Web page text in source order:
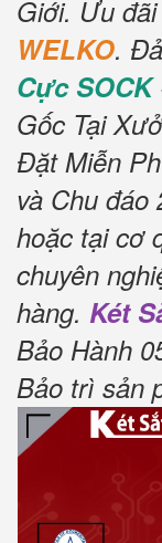
Giới. Ưu
WELKO.
Cực SOCK
Gốc Tại
Đặt Miễn
và Chu đáo
hoặc tại cơ
chuyên
hàng. Két
Bảo Hành
Bảo trì sản